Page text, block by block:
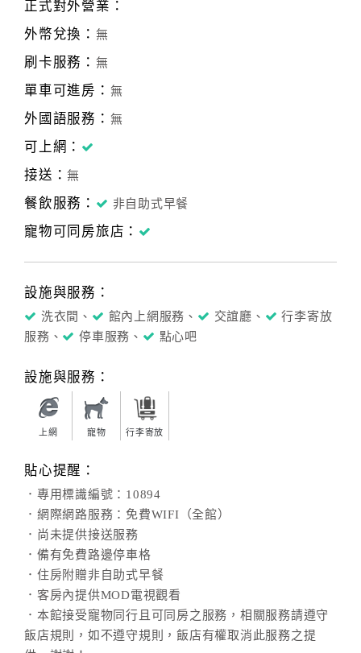
正式對外營業：
外幣兌換： 無
刷卡服務： 無
單車可進房： 無
外國語服務： 無
可上網：
接送：無
餐飲服務： 非自助式早餐
寵物可同房旅店：
設施與服務：
洗衣間、 館內上網服務、 交誼廳、
行李寄放
服務、
停車服務、 點心吧
設施與服務：
上網 寵物 行李寄放
貼心提醒：
．專用標識編號：10894
．網際網路服務：免費WIFI（全館）
．尚未提供接送服務
．備有免費路邊停車格
．住房附贈非自助式早餐
．客房內提供MOD電視觀看
．本館接受寵物同行且可同房之服務，相關服務請遵守
飯店規則，如不遵守規則，飯店有權取消此服務之提